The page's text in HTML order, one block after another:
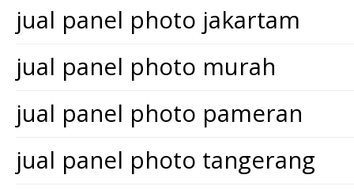
jual panel photo jakartam
jual panel photo murah
jual panel photo pameran
jual panel photo tangerang